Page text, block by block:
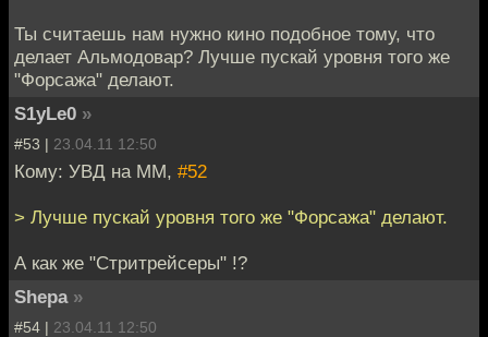
Ты считаешь нам нужно кино подобное тому, что
делает Альмодовар? Лучше пускай уровня того же
"Форсажа" делают.
S1yLe0 »
#53 | 23.04.11 12:50
Кому: УВД на ММ, #52
> Лучше пускай уровня того же "Форсажа" делают.
А как же "Стритрейсеры" !?
Shepa »
#54 | 23.04.11 12:50